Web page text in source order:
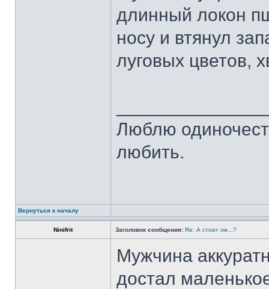
длинный локон
носу и втянул
луговых цветов,
Люблю
любить.
Вернуться к началу
Ninifrit Заголовок сообщения: Re: А стоит ли...?
Мужчина
достал